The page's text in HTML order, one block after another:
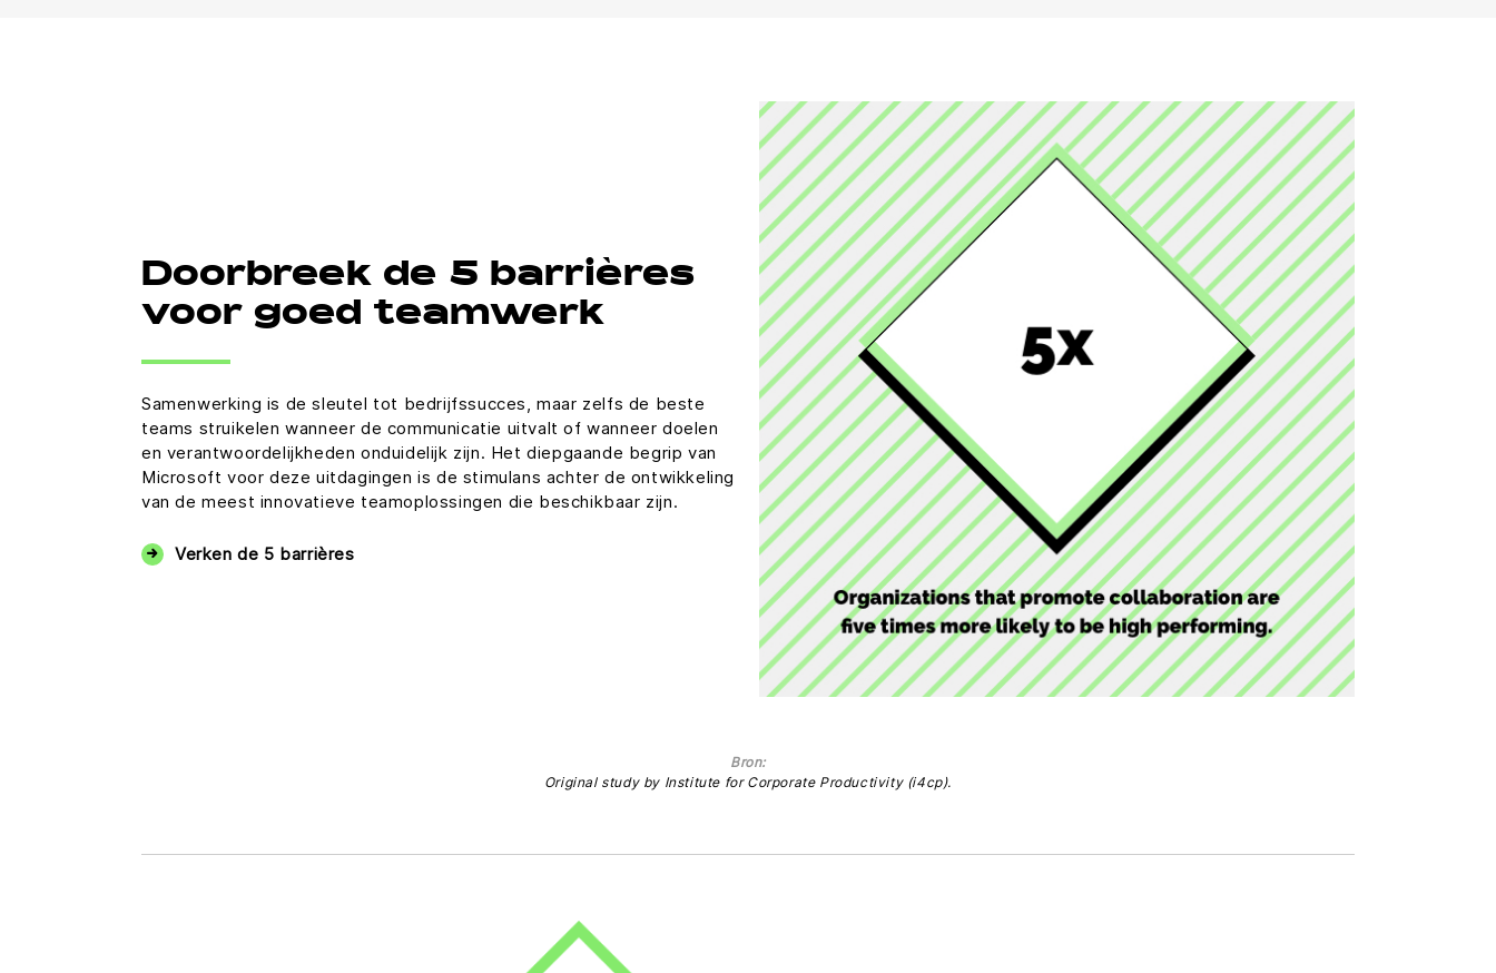
Doorbreek de 5 barrières
voor goed teamwerk
Samenwerking is de sleutel tot bedrijfssucces, maar zelfs de beste
teams struikelen wanneer de communicatie uitvalt of wanneer doelen
en verantwoordelijkheden onduidelijk zijn. Het diepgaande begrip van
Microsoft voor deze uitdagingen is de stimulans achter de ontwikkeling
van de meest innovatieve teamoplossingen die beschikbaar zijn.
Verken de 5 barrières
Bron:
Original study by Institute for Corporate Productivity (i4cp).